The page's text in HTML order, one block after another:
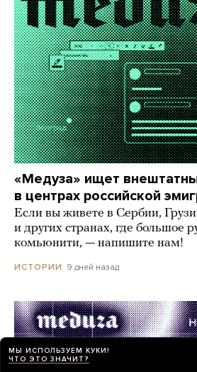
«Медуза» ищет
в центрах российской
Если вы живете в Сербии,
и других странах, где большое
комьюнити, — напишите нам!
ИСТОРИИ 9 дней назад
МЫ ИСПОЛЬЗУЕМ КУКИ!
ЧТО ЭТО ЗНАЧИТ?